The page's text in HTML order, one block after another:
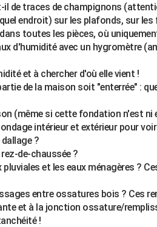
de traces de champignons
endroit) sur les plafonds, sur les
toutes les pièces, où
d'humidité avec un hygromètre
et à chercher d'où elle vient !
de la maison soit "enterrée" :
(même si cette fondation n'est ni
intérieur et extérieur pour
?
de-chaussée ?
et les eaux ménagères ?
entre ossatures bois ? Ces
et à la jonction ossature/
!